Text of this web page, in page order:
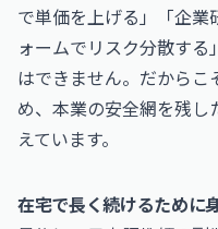
で単価を上げる」「企業
ォームでリスク分散す
はできません。だから
め、本業の安全網を残
えています。
在宅で長く続けるために